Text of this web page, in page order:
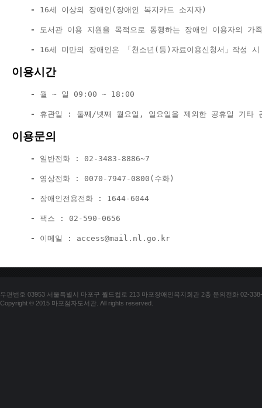
- 16세 이상의 장애인(장애인 복지카드 소지자)
- 도서관 이용 지원을 목적으로 동행하는 장애인 이용자의 가
- 16세 미만의 장애인은 「천소년(등)자료이용신청서」작성
이용시간
- 월 ~ 일 09:00 ~ 18:00
- 휴관일 : 둘째/넷째 월요일, 일요일을 제외한 공휴일 기타
이용문의
- 일반전화 : 02-3483-8886~7
- 영상전화 : 0070-7947-0800(수화)
- 장애인전용전화 : 1644-6044
- 팩스 : 02-590-0656
- 이메일 : access@mail.nl.go.kr
우편번호 03953 서울특별시 마포구 월드컵로 213 마포장애인복지회관 2층 문의전화 02-
Copyright © 2015 마포점자도서관. All rights reserved.